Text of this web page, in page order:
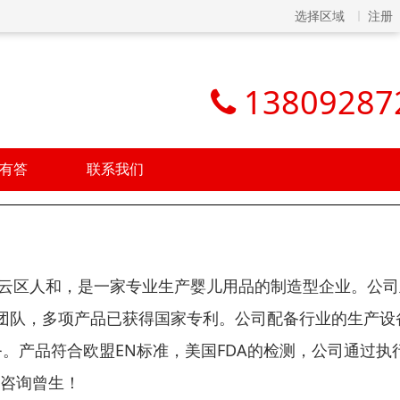
选择区域 注册
答 联系我们
人和，是一家专业生产婴儿用品的制造型企业。公
，多项产品已获得国家专利。公司配备行业的生产设
产品符合欧盟EN标准，美国FDA的检测，公司通过执
询曾生！